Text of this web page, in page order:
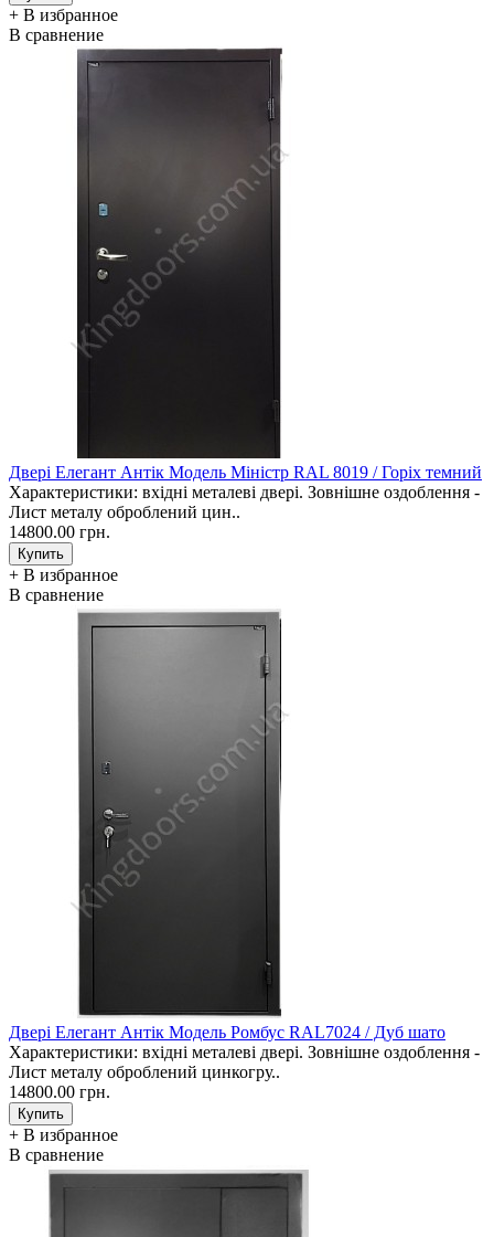
+ В избранное
В сравнение
Двері Елегант Антік Модель Міністр RAL 8019 / Горіх темний
Характеристики: вхідні металеві двері. Зовнішне оздоблення -
Лист металу оброблений цин..
14800.00 грн.
+ В избранное
В сравнение
Двері Елегант Антік Модель Ромбус RAL7024 / Дуб шато
Характеристики: вхідні металеві двері. Зовнішне оздоблення -
Лист металу оброблений цинкогру..
14800.00 грн.
+ В избранное
В сравнение